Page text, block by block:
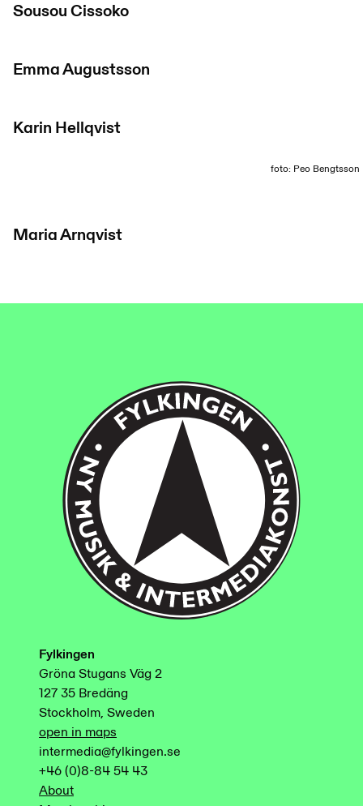
Sousou Cissoko
Emma Augustsson
Karin Hellqvist
foto: Peo Bengtsson
Maria Arnqvist
Fylkingen
Gröna Stugans Väg 2
127 35 Bredäng
Stockholm, Sweden
open in maps
intermedia@fylkingen.se
+46 (0)8-84 54 43
About